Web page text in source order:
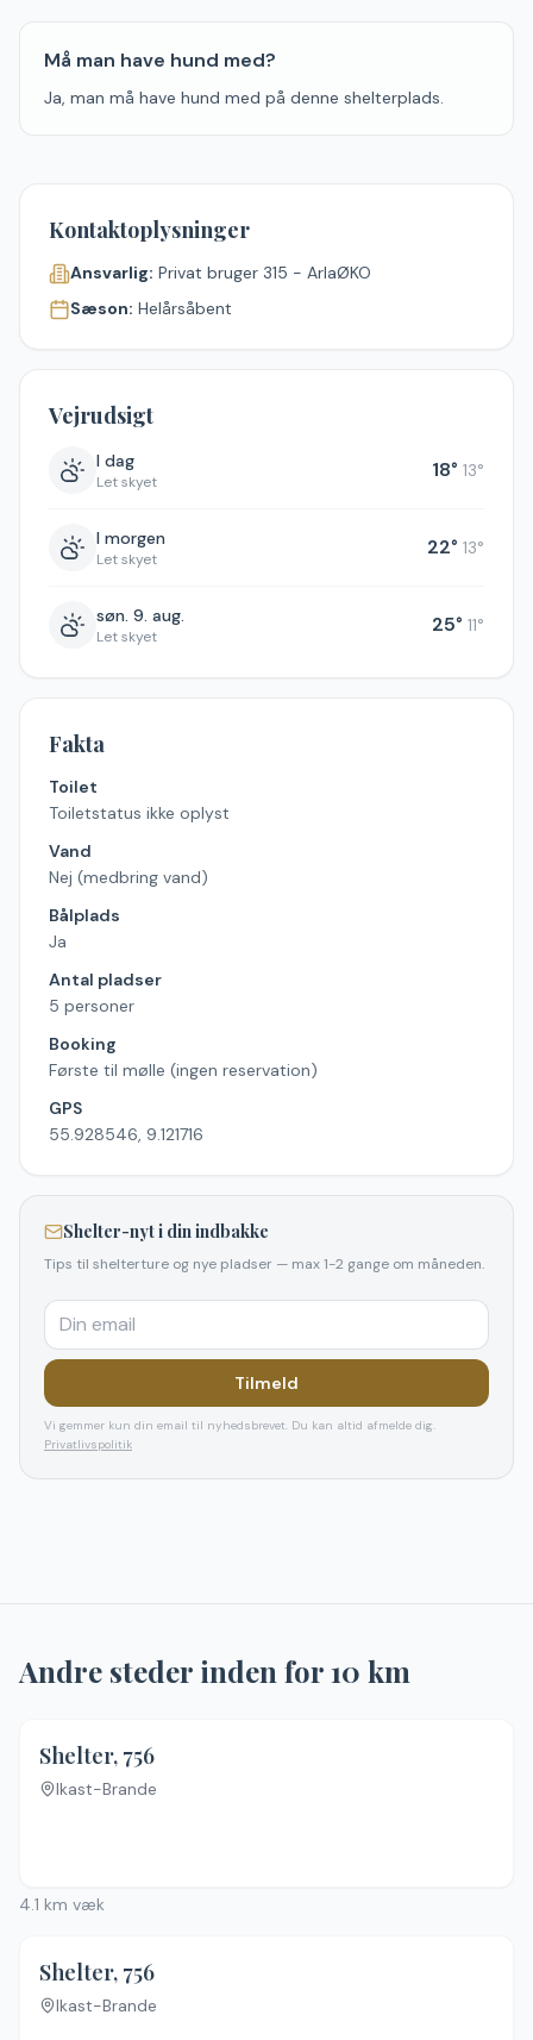
Må man have hund med?
Ja, man må have hund med på denne shelterplads.
Kontaktoplysninger
Ansvarlig: Privat bruger 315 - ArlaØKO
Sæson: Helårsåbent
Vejrudsigt
I dag
Let skyet 18° 13°
I morgen
Let skyet 22° 13°
søn. 9. aug.
Let skyet 25° 11°
Fakta
Toilet
Toiletstatus ikke oplyst
Vand
Nej (medbring vand)
Bålplads
Ja
Antal pladser
5 personer
Booking
Første til mølle (ingen reservation)
GPS
55.928546, 9.121716
Shelter-nyt i din indbakke
Tips til shelterture og nye pladser — max 1-2 gange om måneden.
Tilmeld
Vi gemmer kun din email til nyhedsbrevet. Du kan altid afmelde dig.
Privatlivspolitik
Andre steder inden for10 km
Shelter, 756
Ikast-Brande
4.1 km væk
Shelter, 756
Ikast-Brande